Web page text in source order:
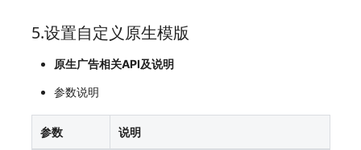
5.设置自定义原生模版
原生广告相关API及说明
参数说明
参数 说明